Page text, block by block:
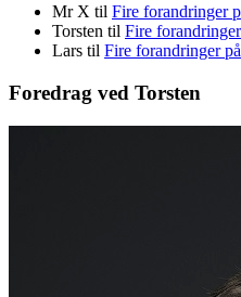
Mr X til Fire forandringer
Torsten til Fire
Lars til Fire forandringer
Foredrag ved Torsten